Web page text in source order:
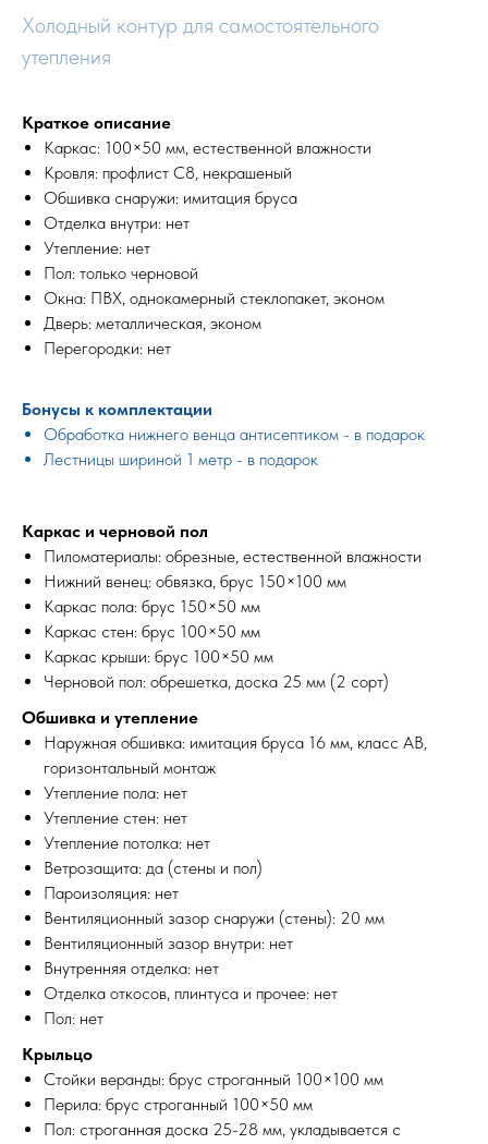
Холодный контур для самостоятельного
утепления
Краткое описание
Каркас: 100×50 мм, естественной влажности
Кровля: профлист С8, некрашеный
Обшивка снаружи: имитация бруса
Отделка внутри: нет
Утепление: нет
Пол: только черновой
Окна: ПВХ, однокамерный стеклопакет, эконом
Дверь: металлическая, эконом
Перегородки: нет
Бонусы к комплектации
Обработка нижнего венца антисептиком - в подарок
Лестницы шириной 1 метр - в подарок
Каркас и черновой пол
Пиломатериалы: обрезные, естественной влажности
Нижний венец: обвязка, брус 150×100 мм
Каркас пола: брус 150×50 мм
Каркас стен: брус 100×50 мм
Каркас крыши: брус 100×50 мм
Черновой пол: обрешетка, доска 25 мм (2 сорт)
Обшивка и утепление
Наружная обшивка: имитация бруса 16 мм, класс АВ,
горизонтальный монтаж
Утепление пола: нет
Утепление стен: нет
Утепление потолка: нет
Ветрозащита: да (стены и пол)
Пароизоляция: нет
Вентиляционный зазор снаружи (стены): 20 мм
Вентиляционный зазор внутри: нет
Внутренняя отделка: нет
Отделка откосов, плинтуса и прочее: нет
Пол: нет
Крыльцо
Стойки веранды: брус строганный 100×100 мм
Перила: брус строганный 100×50 мм
Пол: строганная доска 25-28 мм, укладывается с